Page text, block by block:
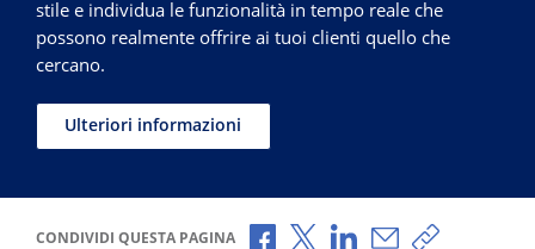
stile e individua le funzionalità in tempo reale che
possono realmente offrire ai tuoi clienti quello che
cercano.
Ulteriori informazioni
CONDIVIDI QUESTA PAGINA Condividi via Facebook
Condividi via X
Condividi via
Condividi via e-
Copia link